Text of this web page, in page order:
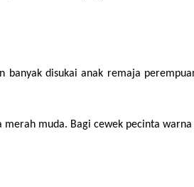
disukai anak remaja
merah muda. Bagi cewek pecinta